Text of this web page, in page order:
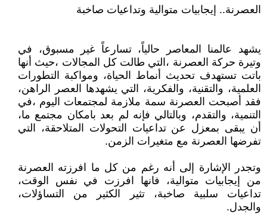
العصرنة.. إيجابيات متوالية وتداعيات صاخبة
يشهد عالمنا المعاصر حالياً، تسارعاً غير مسبوق، في
وتيرة حركة العصرنة ،التي طالت كل المجالات ،حيث أنها
باتت تستهدف تحديث أنماط الحياة، ومواكبة التطورات
العلمية، والتقنية، والفكرية، التي يشهدها العصر الراهن،
فقد أصبحت العصرنة سمة ملازمة لمجتمعات اليوم ،في
التنمية، والتقدم، وبالتالي فإنه لم بعد بامكان مجتمع ما،
أن يبقى بمعزل عن تداعيات التحولات المتلاحقة، التي
تفرضها العصرنة مع متغيرات الزمن.
وتجدر الإشارة إلى أنه رغم من كل ما افرزته العصرنة
من إيجابيات متوالية، فانها افرزت في نفس الوقت،
تداعيات سلبية صاخبة، تثير الكثير من التساؤلات،
والجدل.